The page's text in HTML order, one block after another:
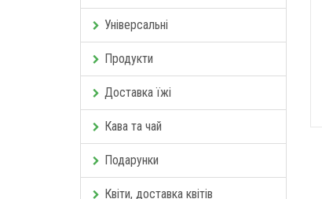
Універсальні
Продукти
Доставка їжі
Кава та чай
Подарунки
Квіти, доставка квітів